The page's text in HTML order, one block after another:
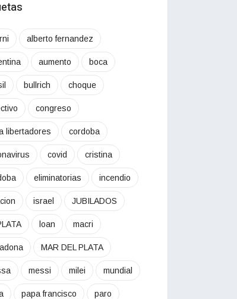
alberto fernandez
aumento boca
bullrich choque
congreso
libertadores cordoba
covid cristina
eliminatorias incendio
israel JUBILADOS
loan macri
MAR DEL PLATA
messi milei mundial
papa francisco paro